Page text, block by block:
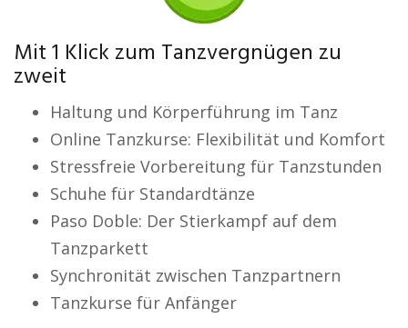
Mit 1 Klick zum Tanzvergnügen zu
zweit
Haltung und Körperführung im Tanz
Online Tanzkurse: Flexibilität und Komfort
Stressfreie Vorbereitung für Tanzstunden
Schuhe für Standardtänze
Paso Doble: Der Stierkampf auf dem
Tanzparkett
Synchronität zwischen Tanzpartnern
Tanzkurse für Anfänger